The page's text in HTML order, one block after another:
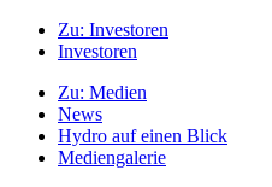
Zu: Investoren
Investoren
Zu: Medien
News
Hydro auf einen Blick
Mediengalerie